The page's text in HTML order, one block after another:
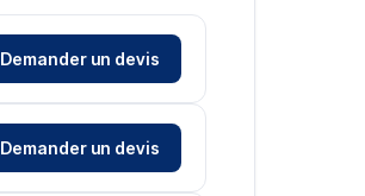
Demander un devis
Demander un devis